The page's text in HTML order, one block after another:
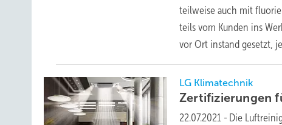
teilweise auch mit
teils vom Kunden ins
vor Ort instand gesetzt,
LG Klimatechnik
Zertifizierungen
22.07.2021 - Die